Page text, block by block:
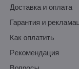
Доставка и оплата
Гарантия и
Как оплатить
Pекомендация